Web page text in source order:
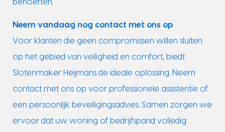
behoeften.
Neem vandaag nog contact met ons op
Voor klanten die geen compromissen willen sluiten
op het gebied van veiligheid en comfort, biedt
Slotenmaker Heijmans de ideale oplossing. Neem
contact met ons op voor professionele assistentie of
een persoonlijk beveiligingsadvies. Samen zorgen we
ervoor dat uw woning of bedrijfspand volledig